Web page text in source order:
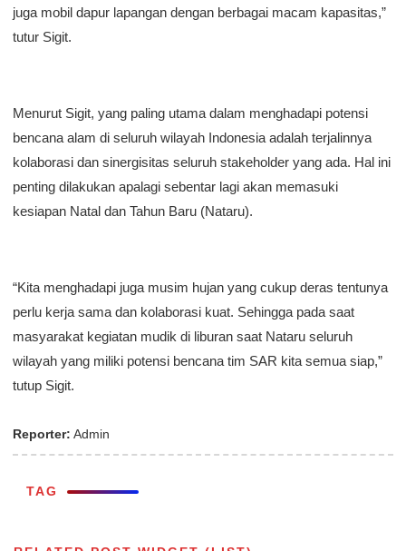
juga mobil dapur lapangan dengan berbagai macam kapasitas,”
tutur Sigit.
Menurut Sigit, yang paling utama dalam menghadapi potensi
bencana alam di seluruh wilayah Indonesia adalah terjalinnya
kolaborasi dan sinergisitas seluruh stakeholder yang ada. Hal ini
penting dilakukan apalagi sebentar lagi akan memasuki
kesiapan Natal dan Tahun Baru (Nataru).
“Kita menghadapi juga musim hujan yang cukup deras tentunya
perlu kerja sama dan kolaborasi kuat. Sehingga pada saat
masyarakat kegiatan mudik di liburan saat Nataru seluruh
wilayah yang miliki potensi bencana tim SAR kita semua siap,”
tutup Sigit.
Reporter: Admin
TAG